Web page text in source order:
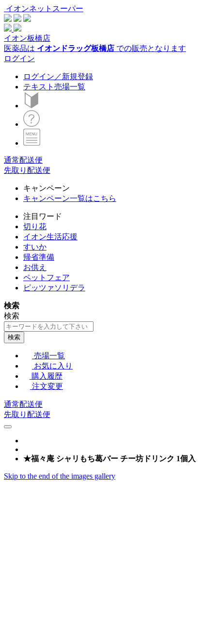
イオンネットスーパー
イオン板橋店
医薬品は イオンドラッグ板橋店 での販売となります
ログイン
ログイン／新規登録
テキスト売場一覧
通常配送便
先取り配送便
キャンペーン
キャンペーン一覧はこちら
注目ワード
切り花
イオン生活応援
すいか
帰省準備
お供え
ペットフェア
ピッツァソリデラ
検索
検索
検索
売場一覧
お気に入り
購入履歴
注文変更
通常配送便
先取り配送便
★福々庵 シャリもち葛バー チー坊ドリンク 1個入
Skip to the end of the images gallery